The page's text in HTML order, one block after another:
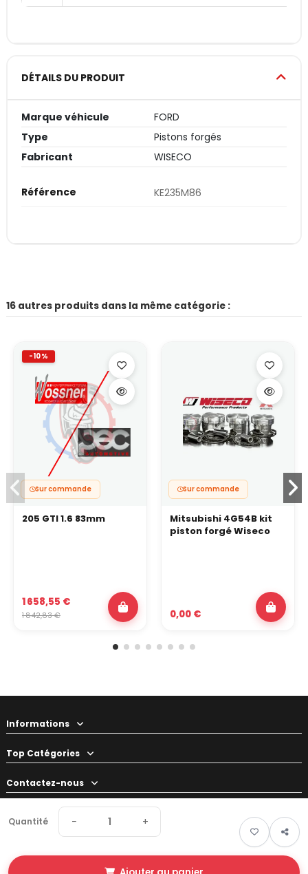
Quantité − +
DÉTAILS DU PRODUIT
Marque véhicule
FORD
Type
Pistons forgés
Fabricant
WISECO
Référence KE235M86
16 autres produits dans la même catégorie :
-10%
Sur commande
205 GTI 1.6 83mm
1 658,55 €
1 842,83 €
Sur commande
Mitsubishi 4G54B kit
piston forgé Wiseco
0,00 €
Informations
Top Catégories
Contactez-nous
Votre préparateur